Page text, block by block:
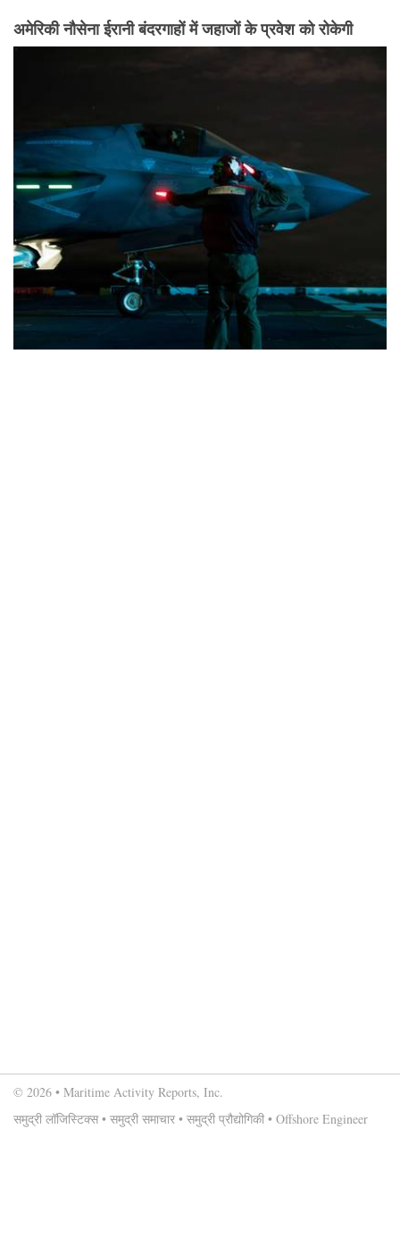
अमेरिकी नौसेना ईरानी बंदरगाहों में जहाजों के प्रवेश को रोकेगी
© 2026 • Maritime Activity Reports, Inc.
समुद्री लॉजिस्टिक्स• समुद्री समाचार • समुद्री प्रौद्योगिकी • Offshore Engineer